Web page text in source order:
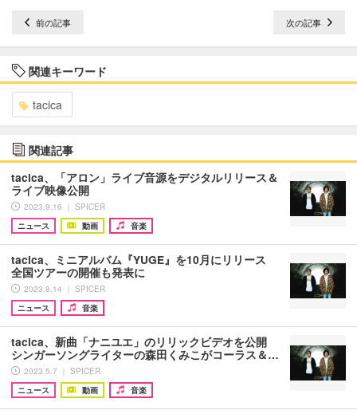
前の記事 次の記事
関連キーワード
tacica
関連記事
tacica、「アロン」ライブ音源をデジタルリリース＆
ライブ映像公開
2023.9.16 ｜ SPICER
ニュース
動画 音楽
tacica、ミニアルバム『YUGE』を10月にリリース
全国ツアーの開催も発表に
2023.8.14 ｜ SPICER
ニュース
音楽
tacica、新曲「ナニユエ」のリリックビデオを公開
シンガーソングライターの森田くみこがコーラス＆…
2023.5.7 ｜ SPICER
ニュース
動画 音楽